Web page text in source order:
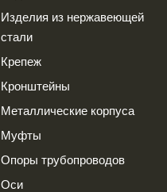
Изделия из нержавеющей
стали
Крепеж
Кронштейны
Металлические корпуса
Муфты
Опоры трубопроводов
Оси